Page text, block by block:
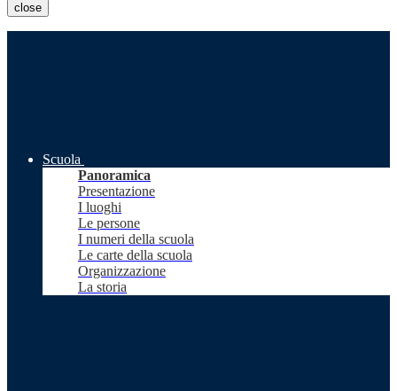
close
Scuola
Panoramica
Presentazione
I luoghi
Le persone
I numeri della scuola
Le carte della scuola
Organizzazione
La storia